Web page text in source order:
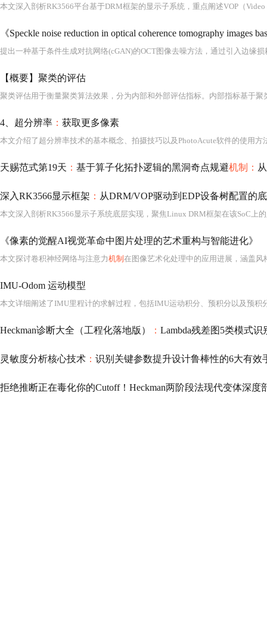
提出一种基于条件生成对抗网络(cGAN)的OCT图像去噪方法，通过引入边缘
【概要】聚类的评估
4、超分辨率 ： 获取更多像素
天赐范式第19天 ： 基于算子化拓扑逻辑的黑洞奇点规避机制：
深入RK3566显示框架 ： 从DRM/VOP驱动到EDP设备树配置的
《像素的觉醒AI视觉革命中图片处理的艺术重构与智能进化》
本文探讨卷积神经网络与注意力机制 在图像艺术化处理中的应用进展，涵盖风格迁移、笔触建模与多模态融合等关键技术。通过特征空间
IMU-Odom 运动模型
本文详细阐述了IMU里程计的求解过程，包括IMU运动积分、预积分以及预积
Heckman诊断大全（工程化落地版） ： Lambda残差图5类模式识别图谱、Heckit残差检验
灵敏度分析核心技术 ： 识别关键参数提升设计鲁棒性的6大有效
拒绝推断正在毒化你的Cutoff！Heckman两阶段法现代变体深度